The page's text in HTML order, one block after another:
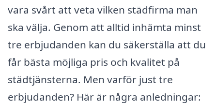
vara svårt att veta vilken städfirma man
ska välja. Genom att alltid inhämta minst
tre erbjudanden kan du säkerställa att du
får bästa möjliga pris och kvalitet på
städtjänsterna. Men varför just tre
erbjudanden? Här är några anledningar: